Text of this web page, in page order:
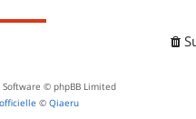
© phpBB Limited
© Qiaeru